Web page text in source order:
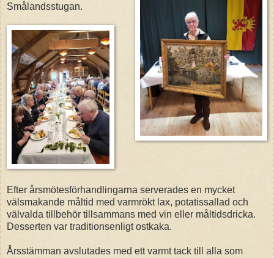
Smålandsstugan.
Efter årsmötesförhandlingarna serverades en mycket
välsmakande måltid med varmrökt lax, potatissallad och
välvalda tillbehör tillsammans med vin eller måltidsdricka.
Desserten var traditionsenligt ostkaka.
Årsstämman avslutades med ett varmt tack till alla som